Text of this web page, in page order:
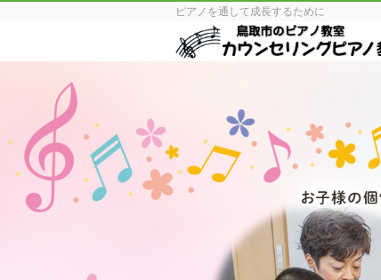
ピアノを通して成長するために